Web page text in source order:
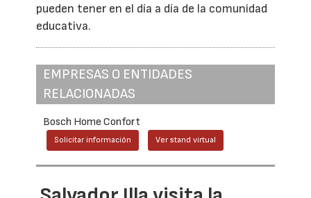
pueden tener en el día a día de la comunidad
educativa.
EMPRESAS O ENTIDADES
RELACIONADAS
Bosch Home Confort
Solicitar información Ver stand virtual